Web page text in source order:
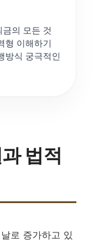
의 모든 것
형 이해하기
방식 궁극적인
법적
로 증가하고 있